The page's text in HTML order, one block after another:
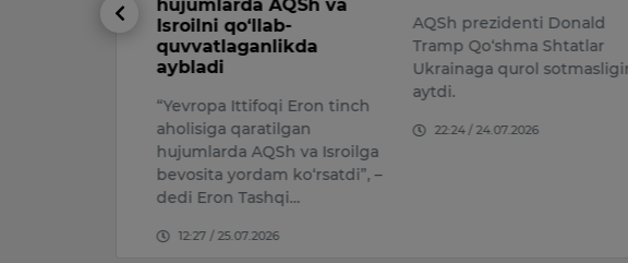
hujumlarda AQSh va
Isroilni qo‘llab-
quvvatlaganlikda
aybladi
“Yevropa Ittifoqi Eron tinch
aholisiga qaratilgan
hujumlarda AQSh va Isroilga
bevosita yordam ko‘rsatdi”, –
dedi Eron Tashqi…
12:27 / 25.07.2026
AQSh prezidenti Donald
Tramp Qo‘shma Shtatlar
Ukrainaga qurol sotmasligini
aytdi.
22:24 / 24.07.2026